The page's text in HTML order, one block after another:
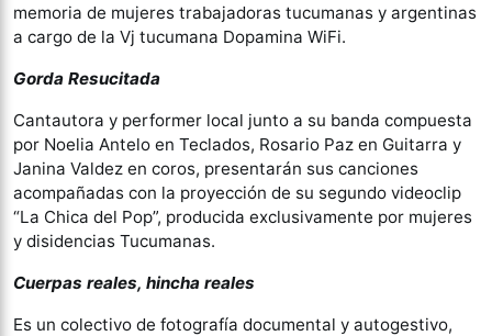
memoria de mujeres trabajadoras tucumanas y argentinas
a cargo de la Vj tucumana Dopamina WiFi.
Gorda Resucitada
Cantautora y performer local junto a su banda compuesta
por Noelia Antelo en Teclados, Rosario Paz en Guitarra y
Janina Valdez en coros, presentarán sus canciones
acompañadas con la proyección de su segundo videoclip
“La Chica del Pop”, producida exclusivamente por mujeres
y disidencias Tucumanas.
Cuerpas reales, hincha reales
Es un colectivo de fotografía documental y autogestivo,